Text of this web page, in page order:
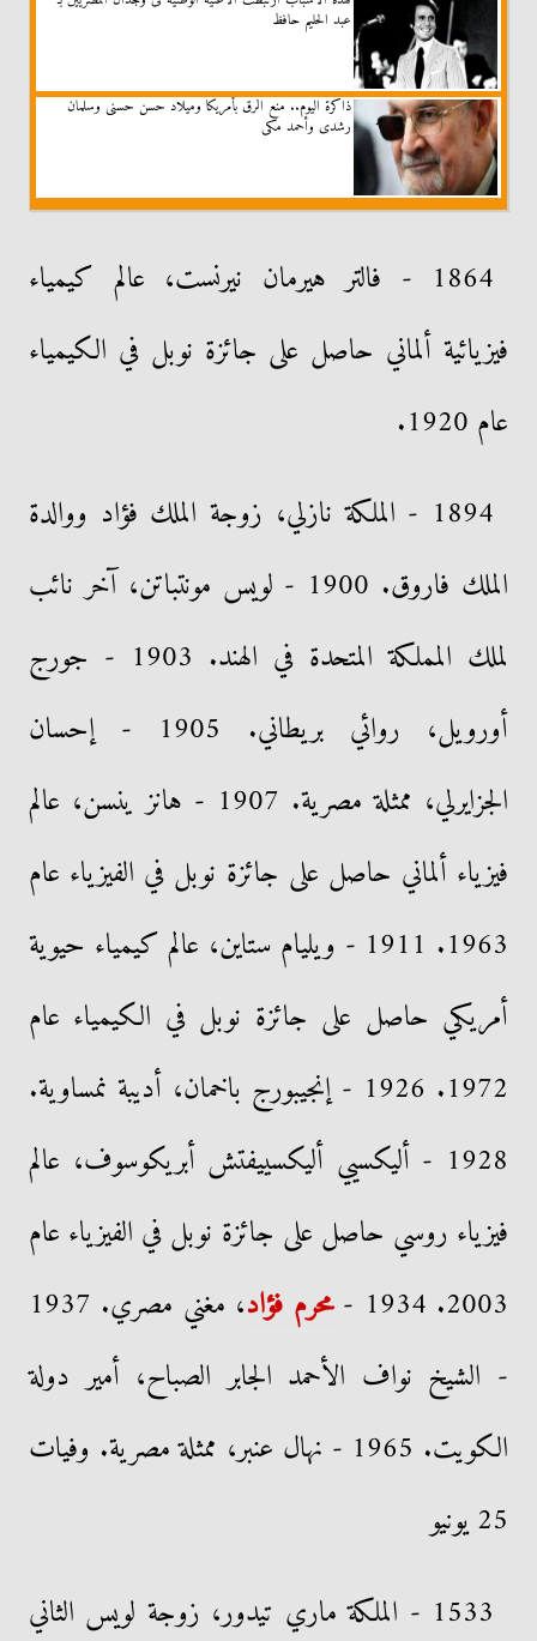
عبد الحليم حافظ
ذاكرة اليوم.. منع الرق بأمريكا وميلاد حسن حسنى وسلمان
رشدى وأحمد مكى
1864 - فالتر هيرمان نيرنست، عالم كيمياء
فيزيائية ألماني حاصل على جائزة نوبل في الكيمياء
عام 1920.
1894 - الملكة نازلي، زوجة الملك فؤاد ووالدة
الملك فاروق. 1900 - لويس مونتباتن، آخر نائب
لملك المملكة المتحدة في الهند. 1903 - جورج
أورويل، روائي بريطاني. 1905 - إحسان
الجزايرلي، ممثلة مصرية. 1907 - هانز ينسن، عالم
فيزياء ألماني حاصل على جائزة نوبل في الفيزياء عام
1963. 1911 - ويليام ستاين، عالم كيمياء حيوية
أمريكي حاصل على جائزة نوبل في الكيمياء عام
1972. 1926 - إنجيبورج باخمان، أديبة نمساوية.
1928 - أليكسيي أليكسييفتش أبريكوسوف، عالم
فيزياء روسي حاصل على جائزة نوبل في الفيزياء عام
2003. 1934 -
محرم فؤاد
، مغني مصري. 1937
- الشيخ نواف الأحمد الجابر الصباح، أمير دولة
الكويت. 1965 - نهال عنبر، ممثلة مصرية. وفيات
25 يونيو
1533 - الملكة ماري تيدور، زوجة لويس الثاني